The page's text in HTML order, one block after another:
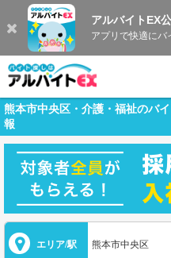
アルバイトEX
アプリで快適にバ
熊本市中央区・介護・福祉のバ
報
エリア/駅 熊本市中央区